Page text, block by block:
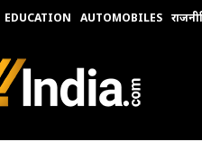
EDUCATION AUTOMOBILES